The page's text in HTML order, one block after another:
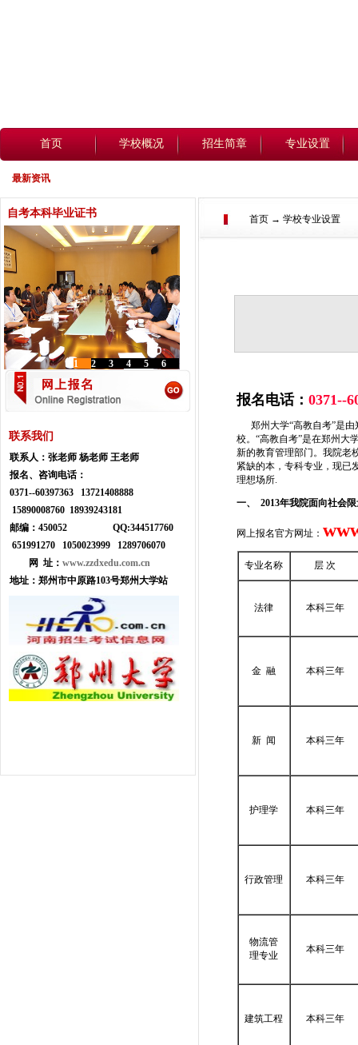
首页 学校概况 招生简章 专业设置
最新资讯
自考本科毕业证书
6
5
4
3
2
1
联系我们
联系人： 张老师 杨老师 王老师
报名、咨询电话：
0371--60397363 13721408888
15890008760 18939243181
邮编：450052 QQ:344517760
651991270 1050023999
1289706070
网 址： www.zzdxedu.com.cn
地址： 郑州市中原路103号郑州大学站
首页 → 学校专业设置
报名电话：0371--
郑州大学“高教自考”是由
校。“高教自考”是在郑州大
新的教育管理部门。我院老
紧缺的本，专科专业，现已
理想场所.
一、 2013年我院面向社会
网上报名官方网址：
专业名称 层 次
法律 本科三年
金 融 本科三年
新 闻 本科三年
护理学 本科三年
行政管理 本科三年
物流管
理专业
本科三年
建筑工程 本科三年